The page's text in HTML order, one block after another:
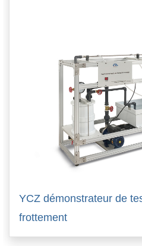
YCZ démonstrateur de
frottement